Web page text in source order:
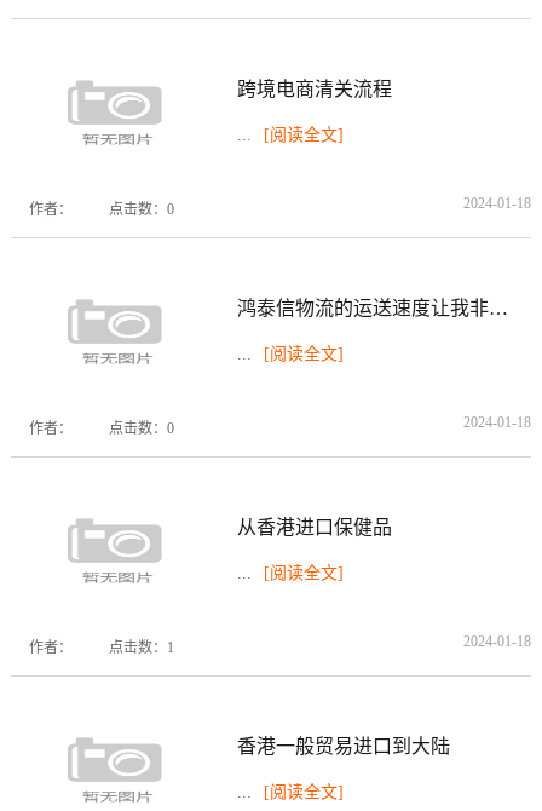
跨境电商清关流程
[阅读全文]
作者： 点击数：0 2024-01-18
鸿泰信物流的运送速度让我非常认可
[阅读全文]
作者： 点击数：0 2024-01-18
从香港进口保健品
[阅读全文]
作者： 点击数：1 2024-01-18
香港一般贸易进口到大陆
[阅读全文]